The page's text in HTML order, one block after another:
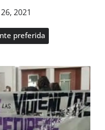
2021
preferida